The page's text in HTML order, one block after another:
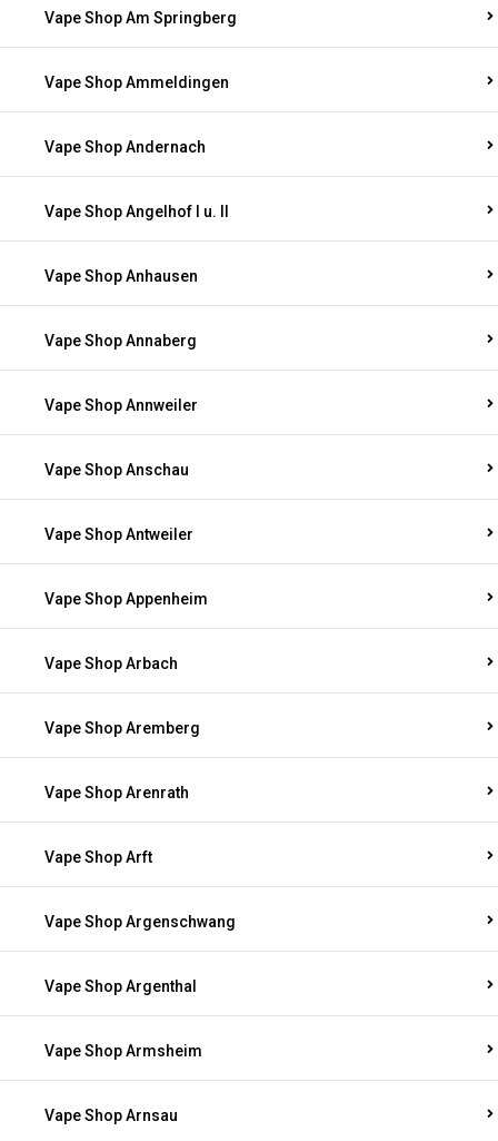
Vape Shop Am Springberg
Vape Shop Ammeldingen
Vape Shop Andernach
Vape Shop Angelhof I u. II
Vape Shop Anhausen
Vape Shop Annaberg
Vape Shop Annweiler
Vape Shop Anschau
Vape Shop Antweiler
Vape Shop Appenheim
Vape Shop Arbach
Vape Shop Aremberg
Vape Shop Arenrath
Vape Shop Arft
Vape Shop Argenschwang
Vape Shop Argenthal
Vape Shop Armsheim
Vape Shop Arnsau